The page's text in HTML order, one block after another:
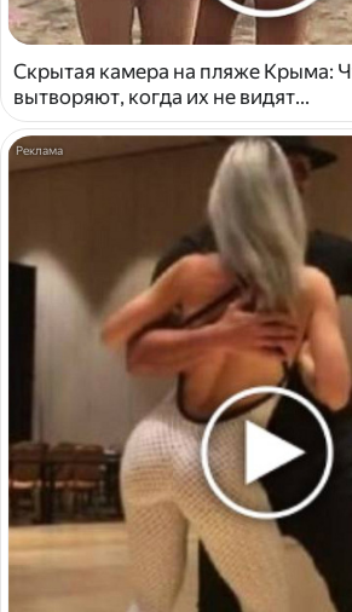
Скрытая камера на пляже Крыма:
вытворяют, когда их не видят...